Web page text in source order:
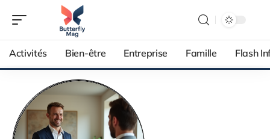
Activités Bien-être Entreprise Famille Flash